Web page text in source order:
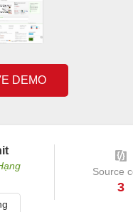
DEMO
Source
3